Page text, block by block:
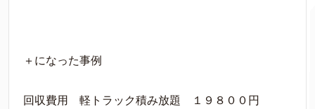
＋になった事例
回収費用 軽トラック積み放題 １９８００円